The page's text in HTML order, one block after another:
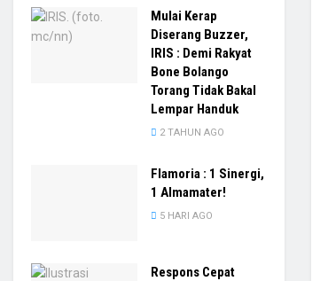
Mulai Kerap
Diserang Buzzer,
IRIS : Demi Rakyat
Bone Bolango
Torang Tidak Bakal
Lempar Handuk
2 TAHUN AGO
Flamoria : 1 Sinergi,
1 Almamater!
5 HARI AGO
Respons Cepat